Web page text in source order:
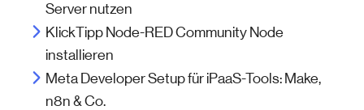
Server nutzen
KlickTipp Node-RED Community Node
installieren
Meta Developer Setup für iPaaS-Tools: Make,
n8n & Co.